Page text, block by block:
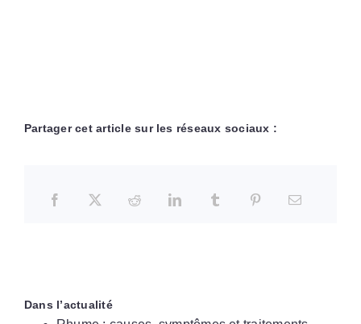
Partager cet article sur les réseaux sociaux :
Dans l’actualité